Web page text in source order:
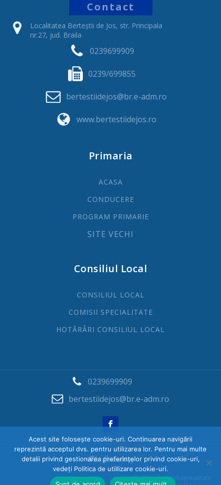
Contact
Localitatea Berteștii de Jos, str. Principala
nr.27, jud. Braila
0239699909
0239/699855
bertestiidejos@br.e-adm.ro
www.bertestiidejos.ro
Primaria
ACASA
CONDUCERE
PROGRAM PRIMARIE
SITE VECHI
Consiliul Local
CONSILIUL LOCAL
COMISII SPECIALITATE
HOTĂRÂRI CONSILIUL LOCAL
0239699909
bertestiidejos@br.e-adm.ro
Politica de Confidentialitate
Acest site folosește cookie-uri. Continuarea navigării
reprezintă acceptul dvs. pentru utilizarea lor. Pentru mai multe
detalii privind gestionarea preferințelor privind cookie-uri,
vedeți Politica de utillizare cookie-uri.